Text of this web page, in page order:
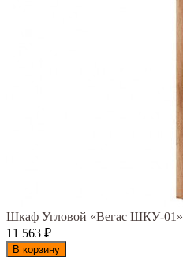
Шкаф Угловой «Вегас ШКУ-01»
11 563 ₽
В корзину